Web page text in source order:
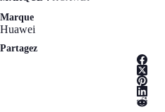
Marque
Huawei
Partagez